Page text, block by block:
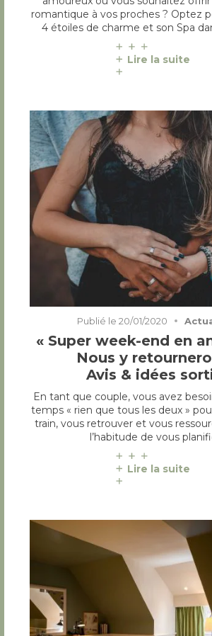
romantique à vos proches ? Optez
4 étoiles de charme et son Spa
Lire la suite
Publié le 20/01/2020
« Super week-end en
Nous y
Avis & idées
En tant que couple, vous avez
temps « rien que tous les deux »
train, vous retrouver et vous
l’habitude de vous
Lire la suite